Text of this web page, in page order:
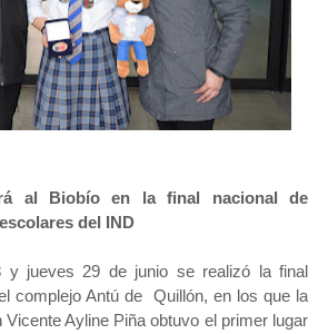
al Biobío en la final nacional de
del IND
y jueves 29 de junio se realizó la final
complejo Antú de Quillón, en los que la
Ayline Piña obtuvo el primer lugar